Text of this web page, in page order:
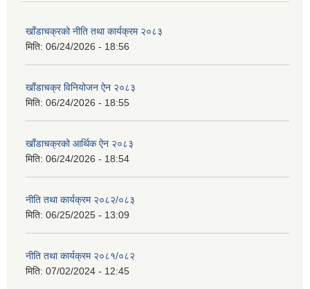
खाँडाचक्रको नीति तथा कार्यक्रम २०८३
मिति: 06/24/2026 - 18:56
खाँडाचक्र विनियोजन ऐन २०८३
मिति: 06/24/2026 - 18:55
खाँडाचक्रको आर्थिक ऐन २०८३
मिति: 06/24/2026 - 18:54
नीति तथा कार्यक्रम २०८२/०८३
मिति: 06/25/2025 - 13:09
नीति तथा कार्यक्रम २०८१/०८२
मिति: 07/02/2024 - 12:45